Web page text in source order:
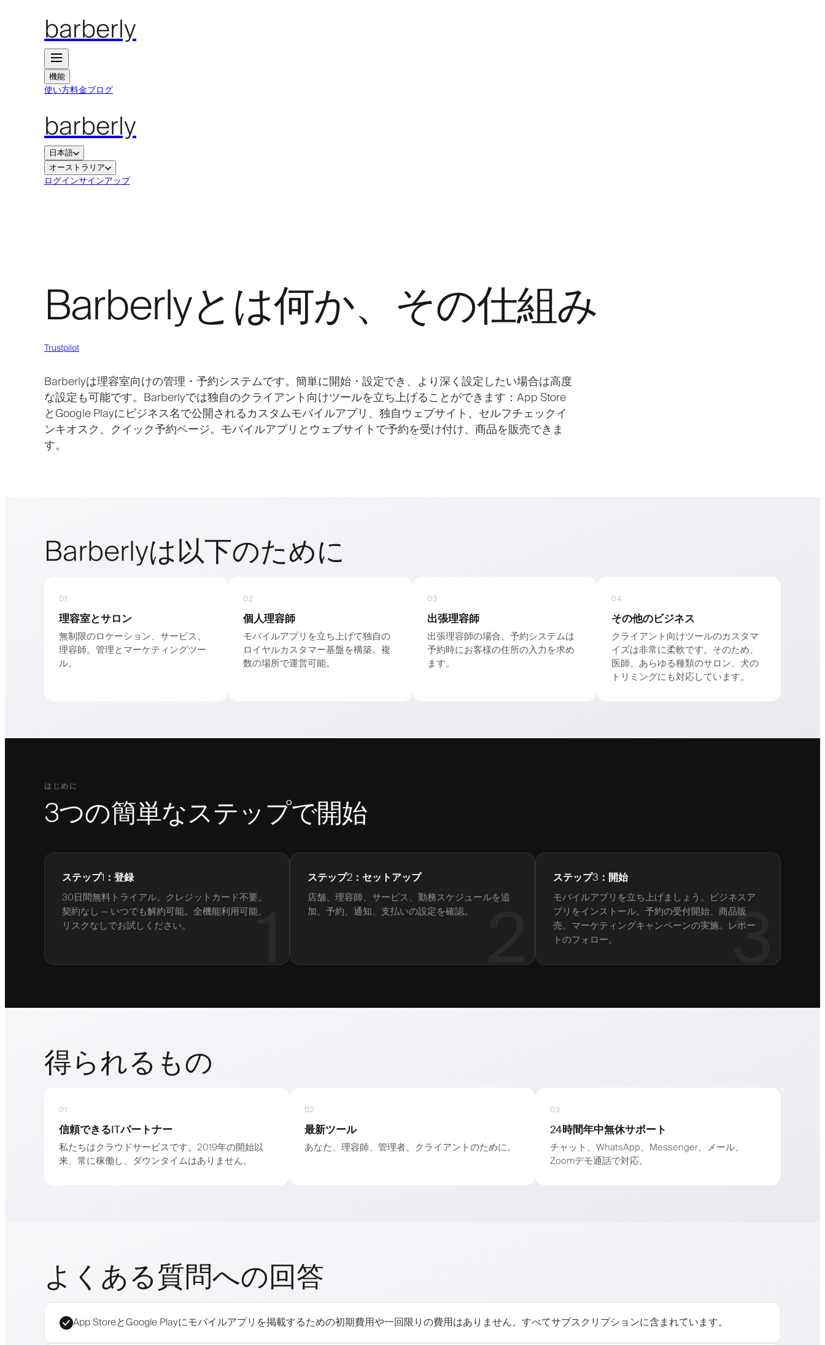
barberly
機能
使い方料金ブログ
barberly
日本語
オーストラリア
ログインサインアップ
Barberlyとは何か、その仕組み
Trustpilot
Barberlyは理容室向けの管理・予約システムです。簡単に開始・設定でき、より深く設定したい場合は高度
な設定も可能です。Barberlyでは独自のクライアント向けツールを立ち上げることができます：App Store
とGoogle Playにビジネス名で公開されるカスタムモバイルアプリ、独自ウェブサイト、セルフチェックイ
ンキオスク、クイック予約ページ。モバイルアプリとウェブサイトで予約を受け付け、商品を販売できま
す。
Barberlyは以下のために
01
理容室とサロン
無制限のロケーション、サービス、
理容師。管理とマーケティングツー
ル。
02
個人理容師
モバイルアプリを立ち上げて独自の
ロイヤルカスタマー基盤を構築。複
数の場所で運営可能。
03
出張理容師
出張理容師の場合、予約システムは
予約時にお客様の住所の入力を求め
ます。
04
その他のビジネス
クライアント向けツールのカスタマ
イズは非常に柔軟です。そのため、
医師、あらゆる種類のサロン、犬の
トリミングにも対応しています。
はじめに
3つの簡単なステップで開始
1
ステップ1：登録
30日間無料トライアル。クレジットカード不要。
契約なし — いつでも解約可能。全機能利用可能。
リスクなしでお試しください。
2
ステップ2：セットアップ
店舗、理容師、サービス、勤務スケジュールを追
加。予約、通知、支払いの設定を確認。
3
ステップ3：開始
モバイルアプリを立ち上げましょう。ビジネスア
プリをインストール。予約の受付開始、商品販
売。マーケティングキャンペーンの実施。レポー
トのフォロー。
得られるもの
01
信頼できるITパートナー
私たちはクラウドサービスです。2019年の開始以
来、常に稼働し、ダウンタイムはありません。
02
最新ツール
あなた、理容師、管理者、クライアントのために。
03
24時間年中無休サポート
チャット、WhatsApp、Messenger、メール、
Zoomデモ通話で対応。
よくある質問への回答
App StoreとGoogle Playにモバイルアプリを掲載するための初期費用や一回限りの費用はありません。すべてサブスクリプションに含まれています。